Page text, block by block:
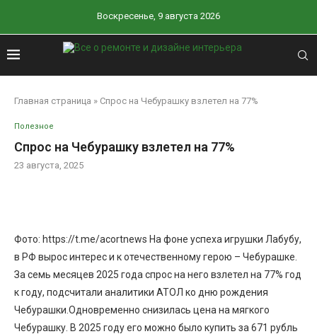
Воскресенье, 9 августа 2026
Главная страница » Спрос на Чебурашку взлетел на 77%
Полезное
Спрос на Чебурашку взлетел на 77%
23 августа, 2025
Фото: https://t.me/acortnews На фоне успеха игрушки Лабубу,
в РФ вырос интерес и к отечественному герою – Чебурашке.
За семь месяцев 2025 года спрос на него взлетел на 77% год
к году, подсчитали аналитики АТОЛ ко дню рождения
Чебурашки.Одновременно снизилась цена на мягкого
Чебурашку. В 2025 году его можно было купить за 671 рубль